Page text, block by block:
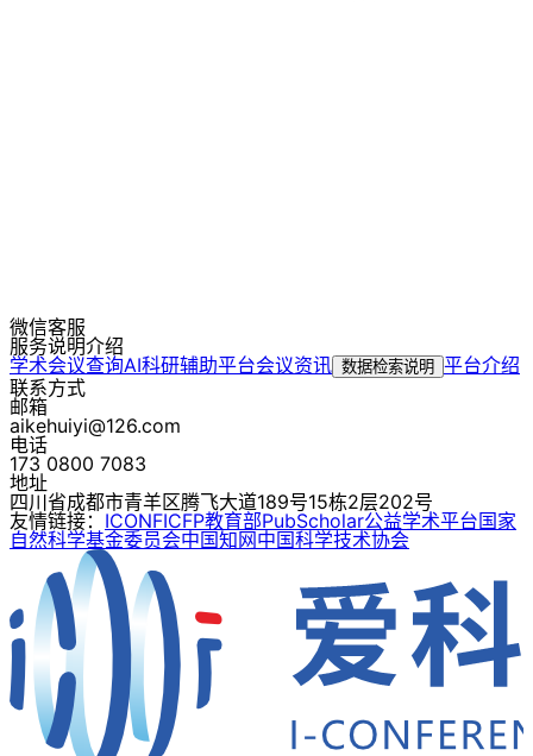
微信客服
服务说明介绍
学术会议查询AI科研辅助平台会议资讯 数据检索说明 平台介绍
联系方式
邮箱
aikehuiyi@126.com
电话
173 0800 7083
地址
四川省成都市青羊区腾飞大道189号15栋2层202号
友情链接： ICONFICFP教育部PubScholar公益学术平台国家
自然科学基金委员会中国知网中国科学技术协会